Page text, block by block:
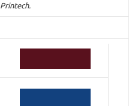
Printech.